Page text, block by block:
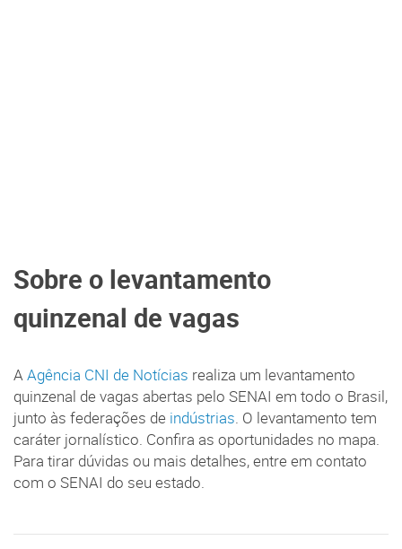
Sobre o levantamento
quinzenal de vagas
AAgência CNI de Notícias realiza um levantamento
quinzenal de vagas abertas pelo SENAI em todo o Brasil,
junto às federações de indústrias. O levantamento tem
caráter jornalístico. Confira as oportunidades no mapa.
Para tirar dúvidas ou mais detalhes, entre em contato
com o SENAI do seu estado.